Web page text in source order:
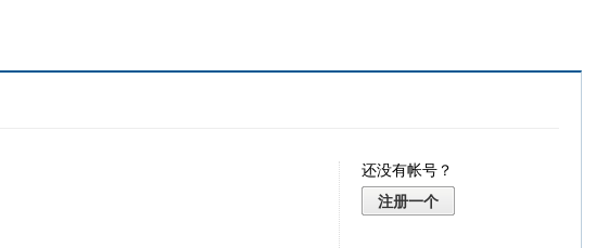
还没有帐号？
注册一个